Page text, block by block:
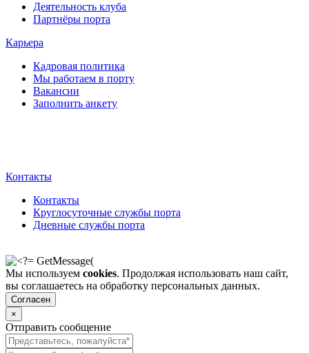
Деятельность клуба
Партнёры порта
Карьера
Кадровая политика
Мы работаем в порту
Вакансии
Заполнить анкету
Контакты
Контакты
Круглосуточные службы порта
Дневные службы порта
Мы используем cookies. Продолжая использовать наш сайт,
вы соглашаетесь на обработку персональных данных.
Согласен
×
Отправить сообщение